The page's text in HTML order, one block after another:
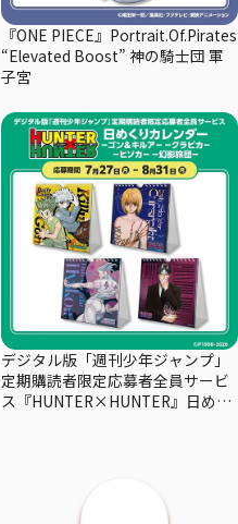
『ONE PIECE』Portrait.Of.Pirates
“Elevated Boost” 神の騎士団 軍
子宮
デジタル版「週刊少年ジャンプ」
定期購読者限定応募者全員サービ
ス『HUNTER×HUNTER』日めく